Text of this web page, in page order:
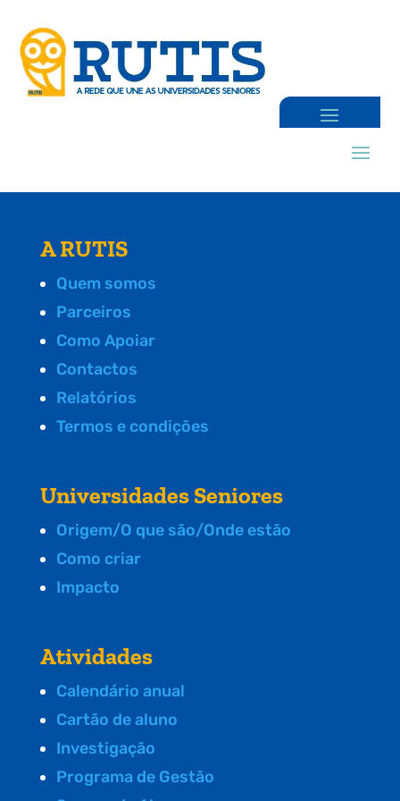
A RUTIS
Quem somos
Parceiros
Como Apoiar
Contactos
Relatórios
Termos e condições
Universidades Seniores
Origem/O que são/Onde estão
Como criar
Impacto
Atividades
Calendário anual
Cartão de aluno
Investigação
Programa de Gestão